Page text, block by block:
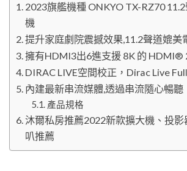
2023旗艦機種 ONKYO TX-RZ70
機
提升家庭劇院震撼效果,11.2聲道媲美
擁有HDMI3出6進支援 8K 的 HDMI®
DIRAC LIVE空間校正，Dirac Live
內建最新串流媒體,透過串流隨心暢聽
產品規格
沐爾私房推薦2022新款擴大機、投影
叭推薦